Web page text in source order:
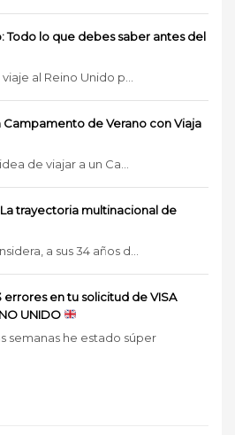
Todo lo que debes saber antes del
al Reino Unido p...
Campamento de Verano con Viaja
de viajar a un Ca...
La trayectoria multinacional de
a sus 34 años d...
errores en tu solicitud de VISA
UNIDO
semanas he estado súper